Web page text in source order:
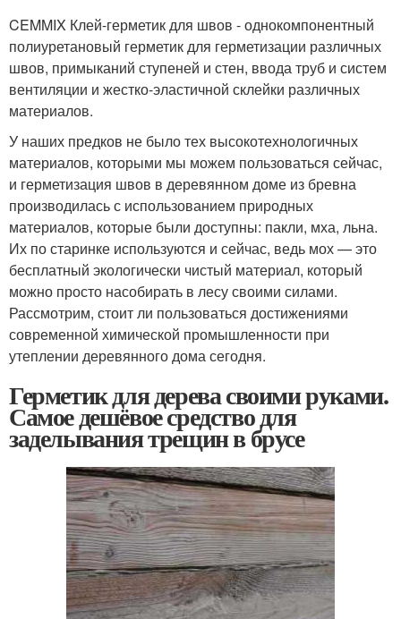
CEMMIX Клей-герметик для швов - однокомпонентный
полиуретановый герметик для герметизации различных
швов, примыканий ступеней и стен, ввода труб и систем
вентиляции и жестко-эластичной склейки различных
материалов.
У наших предков не было тех высокотехнологичных
материалов, которыми мы можем пользоваться сейчас,
и герметизация швов в деревянном доме из бревна
производилась с использованием природных
материалов, которые были доступны: пакли, мха, льна.
Их по старинке используются и сейчас, ведь мох — это
бесплатный экологически чистый материал, который
можно просто насобирать в лесу своими силами.
Рассмотрим, стоит ли пользоваться достижениями
современной химической промышленности при
утеплении деревянного дома сегодня.
Герметик для дерева своими руками.
Самое дешёвое средство для
заделывания трещин в брусе